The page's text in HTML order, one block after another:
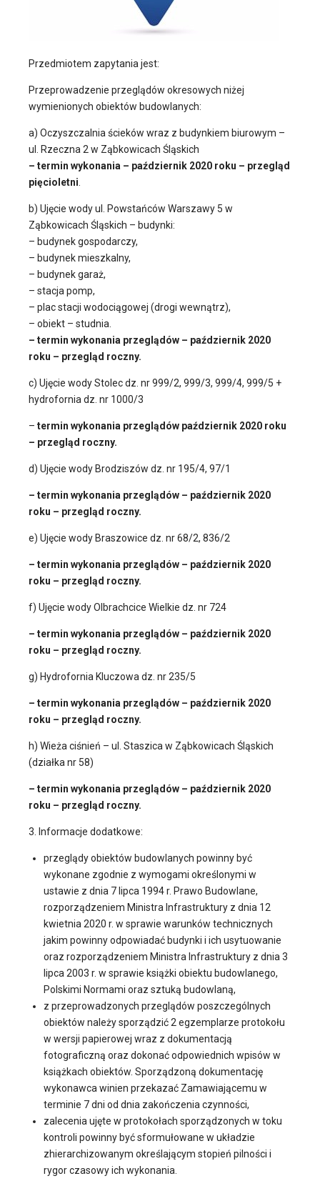
Przedmiotem zapytania jest:
Przeprowadzenie przeglądów okresowych niżej
wymienionych obiektów budowlanych:
a) Oczyszczalnia ścieków wraz z budynkiem biurowym –
ul. Rzeczna 2 w Ząbkowicach Śląskich
– termin wykonania – październik 2020 roku – przegląd
pięcioletni
b) Ujęcie wody ul. Powstańców Warszawy 5 w
Ząbkowicach Śląskich – budynki:
– budynek gospodarczy,
– budynek mieszkalny,
– budynek garaż,
– stacja pomp,
– plac stacji wodociągowej (drogi wewnątrz),
– obiekt – studnia.
– termin wykonania przeglądów – październik 2020
roku – przegląd roczny.
c) Ujęcie wody Stolec dz. nr 999/2, 999/3, 999/4, 999/5 +
hydrofornia dz. nr 1000/3
– termin wykonania przeglądów październik 2020 roku
– przegląd roczny.
d) Ujęcie wody Brodziszów dz. nr 195/4, 97/1
– termin wykonania przeglądów – październik 2020
roku – przegląd roczny.
e) Ujęcie wody Braszowice dz. nr 68/2, 836/2
– termin wykonania przeglądów – październik 2020
roku – przegląd roczny.
f) Ujęcie wody Olbrachcice Wielkie dz. nr 724
– termin wykonania przeglądów – październik 2020
roku – przegląd roczny.
g) Hydrofornia Kluczowa dz. nr 235/5
– termin wykonania przeglądów – październik 2020
roku – przegląd roczny.
h) Wieża ciśnień – ul. Staszica w Ząbkowicach Śląskich
(działka nr 58)
– termin wykonania przeglądów – październik 2020
roku – przegląd roczny.
3. Informacje dodatkowe:
przeglądy obiektów budowlanych powinny być
wykonane zgodnie z wymogami określonymi w
ustawie z dnia 7 lipca 1994 r. Prawo Budowlane,
rozporządzeniem Ministra Infrastruktury z dnia 12
kwietnia 2020 r. w sprawie warunków technicznych
jakim powinny odpowiadać budynki i ich usytuowanie
oraz rozporządzeniem Ministra Infrastruktury z dnia 3
lipca 2003 r. w sprawie książki obiektu budowlanego,
Polskimi Normami oraz sztuką budowlaną,
z przeprowadzonych przeglądów poszczególnych
obiektów należy sporządzić 2 egzemplarze protokołu
w wersji papierowej wraz z dokumentacją
fotograficzną oraz dokonać odpowiednich wpisów w
książkach obiektów. Sporządzoną dokumentację
wykonawca winien przekazać Zamawiającemu w
terminie 7 dni od dnia zakończenia czynności,
zalecenia ujęte w protokołach sporządzonych w toku
kontroli powinny być sformułowane w układzie
zhierarchizowanym określającym stopień pilności i
rygor czasowy ich wykonania.